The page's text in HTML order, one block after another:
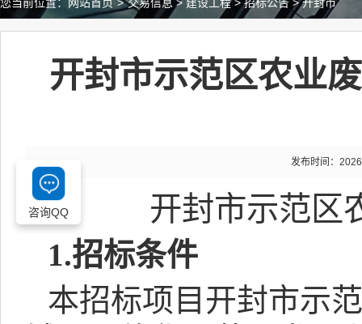
开封市示范区农业
发布时间：
开封市示范区
1.招标条件
本招标项目开封市示
咨询QQ